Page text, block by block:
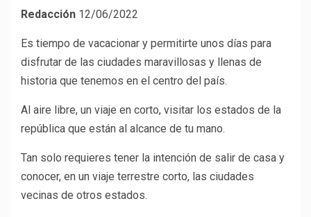
Redacción 12/06/2022
Es tiempo de vacacionar y permitirte unos días para
disfrutar de las ciudades maravillosas y llenas de
historia que tenemos en el centro del país.
Al aire libre, un viaje en corto, visitar los estados de la
república que están al alcance de tu mano.
Tan solo requieres tener la intención de salir de casa y
conocer, en un viaje terrestre corto, las ciudades
vecinas de otros estados.